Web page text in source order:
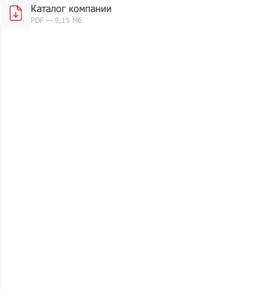
Каталог компании
PDF — 9,15 Мб